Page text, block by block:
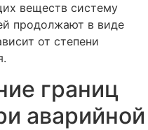
веществ систему
продолжают в виде
от степени
границ
аварийной